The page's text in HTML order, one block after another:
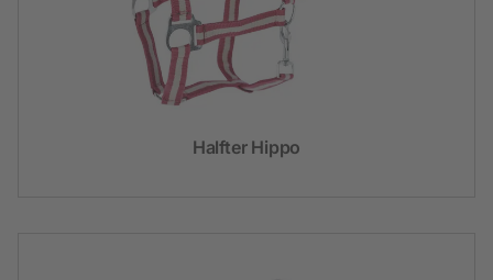
Halfter Hippo